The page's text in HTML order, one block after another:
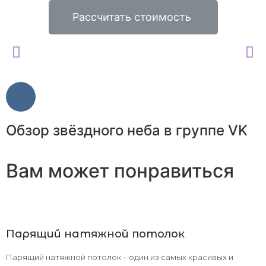
Рассчитать стоимость
Обзор звёздного неба в группе VK
Вам может понравиться
Парящий натяжной потолок
Парящий натяжной потолок – один из самых красивых и